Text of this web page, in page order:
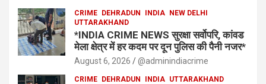
CRIME DEHRADUN INDIA NEW DELHI
UTTARAKHAND
*INDIA CRIME NEWS सुरक्षा सर्वोपरि, कांवड
मेला क्षेत्र में हर कदम पर दून पुलिस की पैनी नजर*
August 6, 2026 @adminindiacrime
CRIME DEHRADUN INDIA UTTARAKHAND